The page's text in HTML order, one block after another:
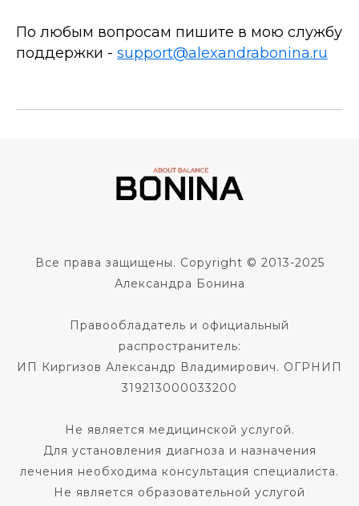
По любым вопросам пишите в мою службу
поддержки - support@alexandrabonina.ru
Все права защищены. Copyright © 2013-2025
Александра Бонина
Правообладатель и официальный
распространитель:
ИП Киргизов Александр Владимирович. ОГРНИП
319213000033200
Не является медицинской услугой.
Для установления диагноза и назначения
лечения необходима консультация специалиста.
Не является образовательной услугой